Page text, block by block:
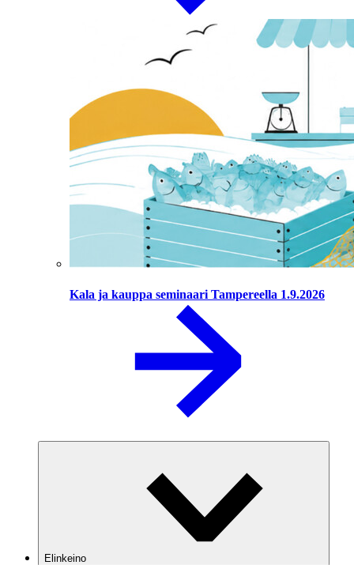
Kala ja kauppa seminaari Tampereella 1.9.2026
Elinkeino